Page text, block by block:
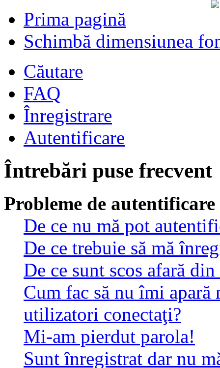
Prima pagină
Schimbă dimensiunea
Căutare
FAQ
Înregistrare
Autentificare
Întrebări puse frecvent
Probleme de
De ce nu mă pot
De ce trebuie să mă
De ce sunt scos afară
Cum fac să nu îmi
utilizatori conectaţi?
Mi-am pierdut parola!
Sunt înregistrat dar nu